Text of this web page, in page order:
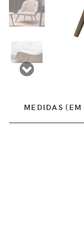
MEDIDAS (EM